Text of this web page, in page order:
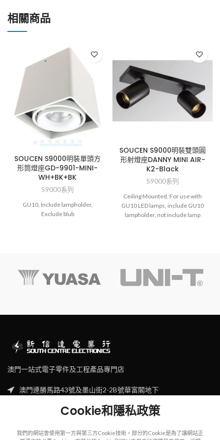
相關商品
SOUCEN S9000明裝單頭方
形筒燈座GD-9901-MINI-
WH+BK+BK
S9000系列
GU10, Include lampholder,
Exclude blub
SOUCEN S9000明裝雙頭圓
形射燈座DANNY MINI AIR-
K2-Black
S9000系列
Ceiling Mounted. For use with
GU10 LED lamps, include GU10
lampholder, not include lamp
澳門一站式電子零件及工程產品專門店
澳門連勝馬路43號及墨山街2-2B號華富閣地下
Cookie和隱私政策
我們的網站會使用第一方與第三方Cookie技術。部分的Cookie是為了讓網站正